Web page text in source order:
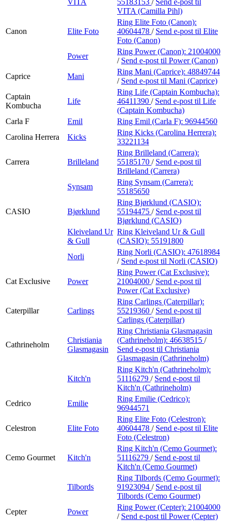
VITA (Camilla Pihl)
Canon Elite Foto
Ring Elite Foto (Canon):
40604478 / Send e-post til Elite
Foto (Canon)
Power
Ring Power (Canon): 21004000
/ Send e-post til Power (Canon)
Caprice
Mani
Ring Mani (Caprice): 48849744
/ Send e-post til Mani (Caprice)
Captain
Kombucha
Life
Ring Life (Captain Kombucha):
46411390 / Send e-post til Life
(Captain Kombucha)
Carla F
Emil Ring Emil (Carla F): 96944560
Carolina Herrera
Kicks
Ring Kicks (Carolina Herrera):
33221134
Carrera Brilleland
Ring Brilleland (Carrera):
55185170 / Send e-post til
Brilleland (Carrera)
Synsam
Ring Synsam (Carrera):
55185650
CASIO Bjørklund
Ring Bjørklund (CASIO):
55194475 / Send e-post til
Bjørklund (CASIO)
Kleiveland Ur
& Gull
Ring Kleiveland Ur & Gull
(CASIO): 55191800
Norli
Ring Norli (CASIO): 47618984
/ Send e-post til Norli (CASIO)
Cat Exclusive Power
Ring Power (Cat Exclusive):
21004000 / Send e-post til
Power (Cat Exclusive)
Caterpillar Carlings
Ring Carlings (Caterpillar):
55219360 / Send e-post til
Carlings (Caterpillar)
Cathrineholm
Christiania
Glasmagasin
Ring Christiania Glasmagasin
(Cathrineholm): 46638515 /
Send e-post til Christiania
Glasmagasin (Cathrineholm)
Kitch'n
Ring Kitch'n (Cathrineholm):
51116279 / Send e-post til
Kitch'n (Cathrineholm)
Cedrico
Emilie
Ring Emilie (Cedrico):
96944571
Celestron Elite Foto
Ring Elite Foto (Celestron):
40604478 / Send e-post til Elite
Foto (Celestron)
Cemo Gourmet Kitch'n
Ring Kitch'n (Cemo Gourmet):
51116279 / Send e-post til
Kitch'n (Cemo Gourmet)
Tilbords
Ring Tilbords (Cemo Gourmet):
91923094 / Send e-post til
Tilbords (Cemo Gourmet)
Cepter
Power
Ring Power (Cepter): 21004000
/ Send e-post til Power (Cepter)